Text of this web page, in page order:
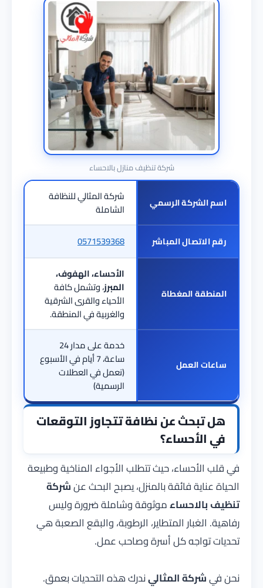
شركة تنظيف منازل بالاحساء
اسم الشركة الرسمي
شركة المثالي للنظافة
الشاملة
رقم الاتصال المباشر 0571539368
المنطقة المغطاة
الأحساء، الهفوف،
المبرز، وتشمل كافة
الأحياء والقرى الشرقية
والغربية في المنطقة.
ساعات العمل
خدمة على مدار 24
ساعة، 7 أيام في الأسبوع
(نعمل في العطلات
الرسمية)
هل تبحث عن نظافة تتجاوز التوقعات
في الأحساء؟
في قلب الأحساء، حيث تتطلب الأجواء المناخية وطبيعة
الحياة عناية فائقة بالمنزل، يصبح البحث عنشركة
تنظيف بالاحساءموثوقة وشاملة ضرورة وليس
رفاهية. الغبار المتطاير، الرطوبة، والبقع الصعبة هي
تحديات تواجه كل أسرة وصاحب عمل.
نحن فيشركة المثاليندرك هذه التحديات بعمق.